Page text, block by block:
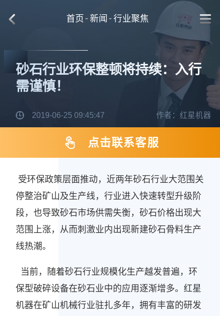
首页 新闻 行业聚焦
砂石行业环保整顿将持续：入行
需谨慎！
2019-06-25 09:45:47 作者：红星机器
点击联系客服
受环保政策层面推动，近两年砂石行业大范围关
停整治矿山及生产线，行业进入快速转型升级阶
段，也导致砂石市场供需失衡，砂石价格出现大
范围上涨，从而刺激业内出现新建砂石骨料生产
线热潮。
当前，随着砂石行业规模化生产越发普遍，环
保型破碎设备在砂石业中的应用逐渐增多。红星
机器在矿山机械行业驻扎多年，拥有丰富的研发